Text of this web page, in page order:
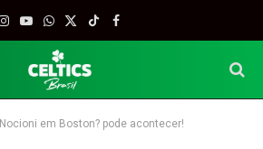
Instagram
YouTube
WhatsApp
X
TikTokFacebook
Nocioni em Boston? pode acontecer!